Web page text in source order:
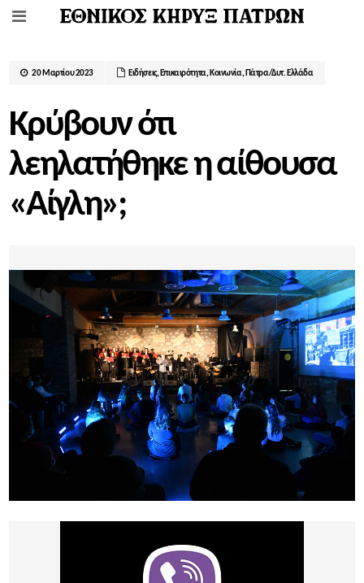
20 Μαρτίου 2023 Ειδήσεις, Επικαιρότητα, Κοινωνία, Πάτρα/Δυτ. Ελλάδα
Κρύβουν ότι
λεηλατήθηκε η αίθουσα
«Αίγλη»;